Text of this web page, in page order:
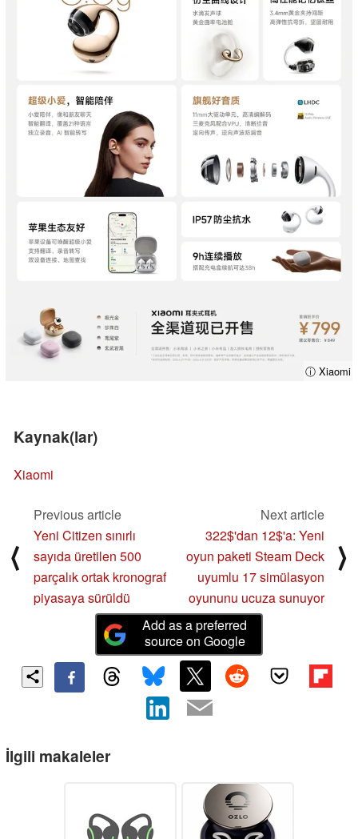
ⓘ Xiaomi
Kaynak(lar)
Xiaomi
⟨
Previous article
Yeni Citizen sınırlı
sayıda üretilen 500
parçalık ortak kronograf
piyasaya sürüldü
Next article
322$'dan 12$'a: Yeni
oyun paketi Steam Deck
uyumlu 17 simülasyon
oyununu ucuza sunuyor
⟩
Add as a preferred
source on Google
İlgili makaleler